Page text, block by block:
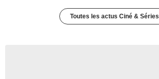
Toutes les actus Ciné & Séries